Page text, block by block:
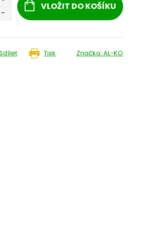
VLOŽIT DO KOŠÍKU
Tisk Značka: AL-KO